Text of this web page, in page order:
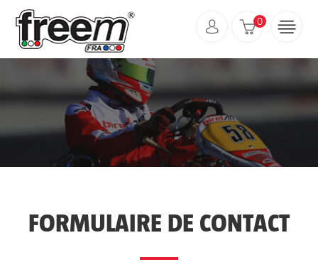
0
FORMULAIRE DE CONTACT